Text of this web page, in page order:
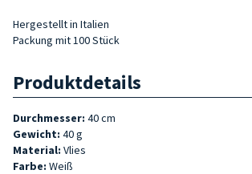
Hergestellt in Italien
Packung mit 100 Stück
Produktdetails
Durchmesser: 40 cm
Gewicht: 40 g
Material: Vlies
Farbe: Weiß